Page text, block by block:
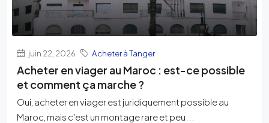
juin 22, 2026 Acheter à Tanger
Acheter en viager au Maroc : est-ce possible
et comment ça marche ?
Oui, acheter en viager est juridiquement possible au
Maroc, mais c'est un montage rare et peu...